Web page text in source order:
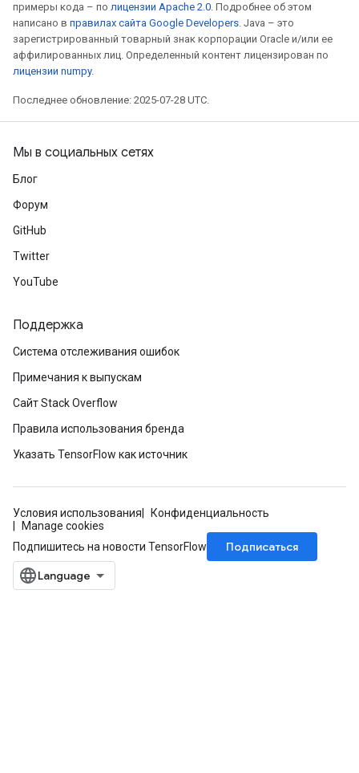
примеры кода – по лицензии Apache 2.0. Подробнее об этом
написано в правилах сайта Google Developers. Java – это
зарегистрированный товарный знак корпорации Oracle и/или ее
аффилированных лиц. Определенный контент лицензирован по
лицензии numpy.
Последнее обновление: 2025-07-28 UTC.
Мы в социальных сетях
Блог
Форум
GitHub
Twitter
YouTube
Поддержка
Система отслеживания ошибок
Примечания к выпускам
Сайт Stack Overflow
Правила использования бренда
Указать TensorFlow как источник
Условия использования
Конфиденциальность
Manage cookies
Подпишитесь на новости TensorFlow
Подписаться